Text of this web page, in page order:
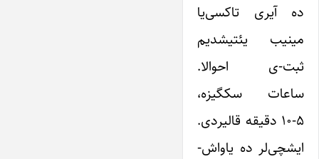
ده آیری تاکسی‌یا
مینیب یئتیشدیم
ثبت-ی احوالا.
ساعات سکگیزه،
۵-۱۰ دقیقه قالیردی.
ایشچی‌لر ده یاواش-